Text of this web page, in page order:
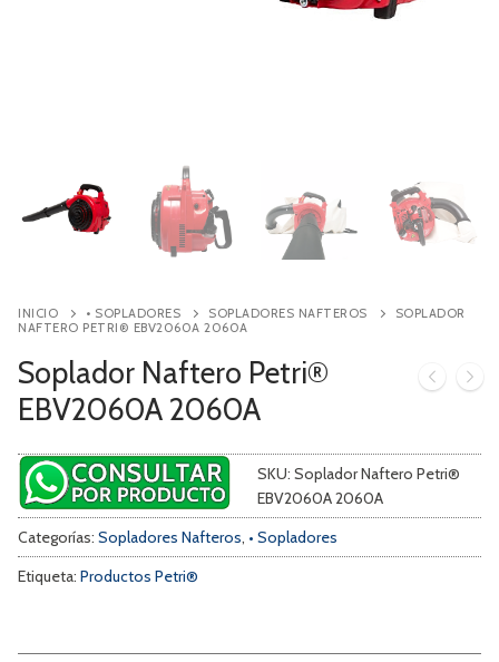
INICIO • SOPLADORES SOPLADORES NAFTEROS
SOPLADOR
NAFTERO PETRI® EBV2060A 2060A
Soplador Naftero Petri®
EBV2060A 2060A
SKU: Soplador Naftero Petri®
EBV2060A 2060A
Categorías: Sopladores Nafteros, • Sopladores
Etiqueta: Productos Petri®